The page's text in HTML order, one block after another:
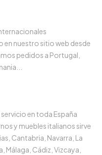
en nuestro sitio web desde
pedidos a Portugal,
en toda España
y muebles italianos sirve
Cantabria, Navarra, La
Málaga, Cádiz, Vizcaya,